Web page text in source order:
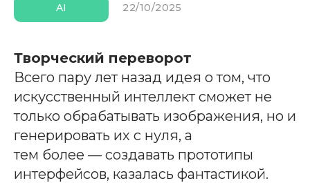
AI 22/10/2025
Творческий переворот
Всего пару лет назад идея о том, что
искусственный интеллект сможет не
только обрабатывать изображения, но и
генерировать их с нуля, а
тем более — создавать прототипы
интерфейсов, казалась фантастикой.